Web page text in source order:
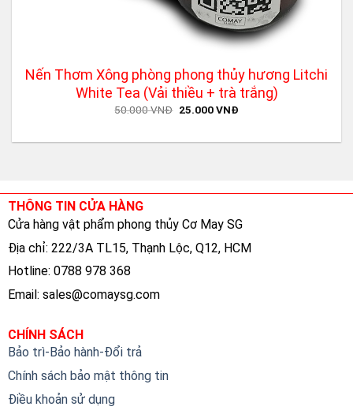
Nến Thơm Xông phòng phong thủy hương Litchi
White Tea (Vải thiều + trà trắng)
50.000VNĐ Original
50.000 VNĐ.
25.000VNĐCurrent
25.000 VNĐ.
THÔNG TIN CỬA HÀNG
Cửa hàng vật phẩm phong thủy Cơ May SG
Địa chỉ: 222/3A TL15, Thạnh Lộc, Q12, HCM
Hotline: 0788 978 368
Email: sales@comaysg.com
CHÍNH SÁCH
Bảo trì-Bảo hành-Đổi trả
Chính sách bảo mật thông tin
Điều khoản sử dụng